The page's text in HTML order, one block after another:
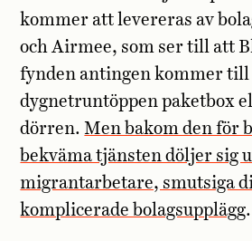
kommer att levereras av
och Airmee, som ser till att
fynden antingen kommer till
dygnetruntöppen paketbox
dörren.Men bakom den för
bekväma tjänsten döljer sig
migrantarbetare, smutsiga
komplicerade bolagsupplägg.